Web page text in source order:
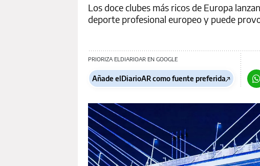
Los doce clubes más ricos de Europa
deporte profesional europeo y puede
PRIORIZA ELDIARIOAR EN GOOGLE
Añade elDiarioAR como fuente preferida